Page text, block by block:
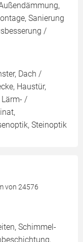
Sanierung
/
Dach /
Haustür,
Lärm- /
Steinoptik
von 24576
Schimmel-